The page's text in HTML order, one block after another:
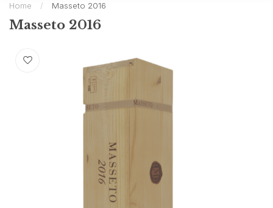
Home / Masseto 2016
Masseto 2016